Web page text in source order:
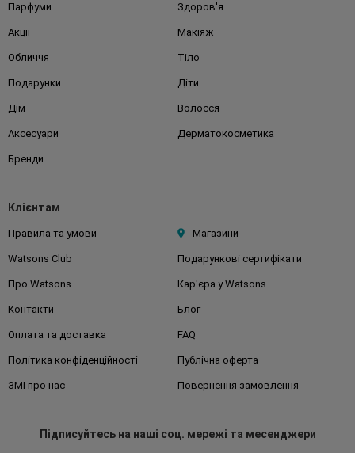
Парфуми Здоров'я
Акції Макіяж
Обличчя Тіло
Подарунки Діти
Дім Волосся
Аксесуари Дерматокосметика
Бренди
Клієнтам
Правила та умови Магазини
Watsons Club Подарункові сертифікати
Про Watsons Кар'єра у Watsons
Контакти Блог
Оплата та доставка FAQ
Політика конфіденційності Публічна оферта
ЗМІ про нас Повернення замовлення
Підписуйтесьна наші соц. мережі та месенджери